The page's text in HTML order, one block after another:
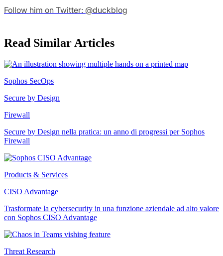
Follow him on Twitter: @duckblog
Read Similar Articles
Sophos SecOps
Secure by Design
Firewall
Secure by Design nella pratica: un anno di progressi per Sophos
Firewall
Products & Services
CISO Advantage
Trasformate la cybersecurity in una funzione aziendale ad alto valore
con Sophos CISO Advantage
Threat Research